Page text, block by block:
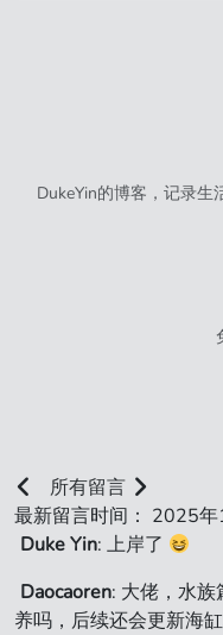
DukeYin的博客，记录生
所有留言
最新留言时间： 2025
Duke Yin: 上岸了
Daocaoren: 大佬，水
养吗，后续还会更新海